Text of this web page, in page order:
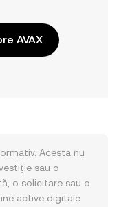
AVAX
Acesta nu
sau o
o solicitare sau o
active digitale